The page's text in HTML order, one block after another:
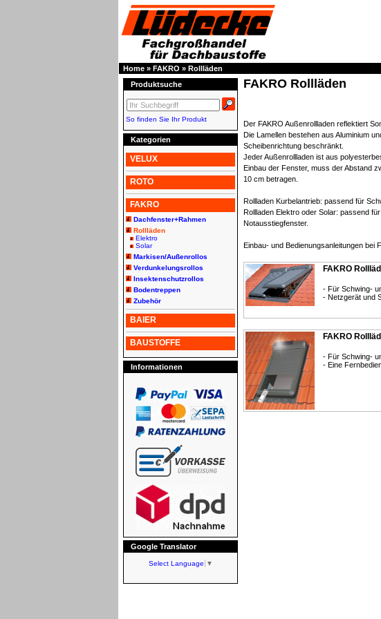
Home » FAKRO » Rollläden
Produktsuche
So finden Sie Ihr Produkt
Kategorien
VELUX
ROTO
FAKRO
Dachfenster+Rahmen
Rollläden
Elektro
Solar
Markisen/Außenrollos
Verdunkelungsrollos
Insektenschutzrollos
Bodentreppen
Zubehör
BAIER
BAUSTOFFE
Informationen
Google Translator
Select Language ▼
FAKRO Rollläden
Der FAKRO Außenrollladen reflektiert
Die Lamellen bestehen aus Aluminium
Scheibenrichtung beschränkt.
Jeder Außenrollladen ist aus
Einbau der Fenster, muss der Abstand
10 cm betragen.
Rollladen Kurbelantrieb: passend für
Rollladen Elektro oder Solar: passend
Notausstiegfenster.
Einbau- und Bedienungsanleitungen bei
FAKRO
- Für Schwing-
- Netzgerät und
FAKRO
- Für Schwing-
- Eine